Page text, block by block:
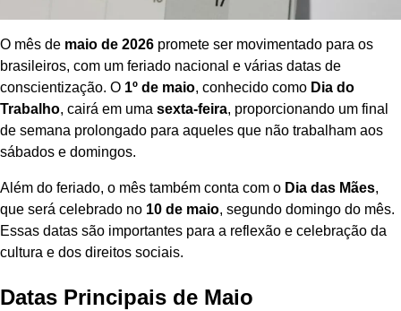
O mês de maio de 2026 promete ser movimentado para os
brasileiros, com um feriado nacional e várias datas de
conscientização. O 1º de maio, conhecido como Dia do
Trabalho, cairá em uma sexta-feira, proporcionando um final
de semana prolongado para aqueles que não trabalham aos
sábados e domingos.
Além do feriado, o mês também conta com o Dia das Mães,
que será celebrado no 10 de maio, segundo domingo do mês.
Essas datas são importantes para a reflexão e celebração da
cultura e dos direitos sociais.
Datas Principais de Maio